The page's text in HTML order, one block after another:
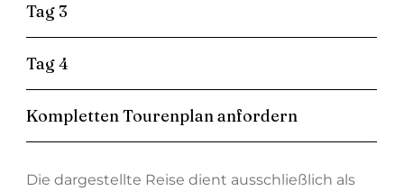
Die dargestellte Reise dient ausschließlich als
Tag 3
Tag 4
Kompletten Tourenplan anfordern